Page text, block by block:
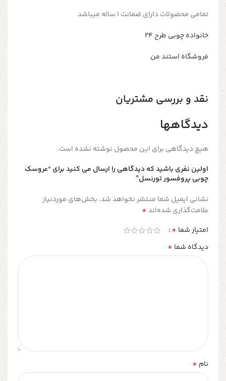
تمامی محصولات دارای ضمانت ۱ ساله میباشد
خانواده چوبی طرح ۲۴
فروشگاه استند من
نقد و بررسی مشتریان
دیدگاهها
هیچ دیدگاهی برای این محصول نوشته نشده است.
اولین نفری باشید که دیدگاهی را ارسال می کنید برای “عروسک
چوبی پروفسور تورنسل”
نشانی ایمیل شما منتشر نخواهد شد. بخش‌های موردنیاز
علامت‌گذاری شده‌اند*
امتیاز شما *
دیدگاه شما *
نام *